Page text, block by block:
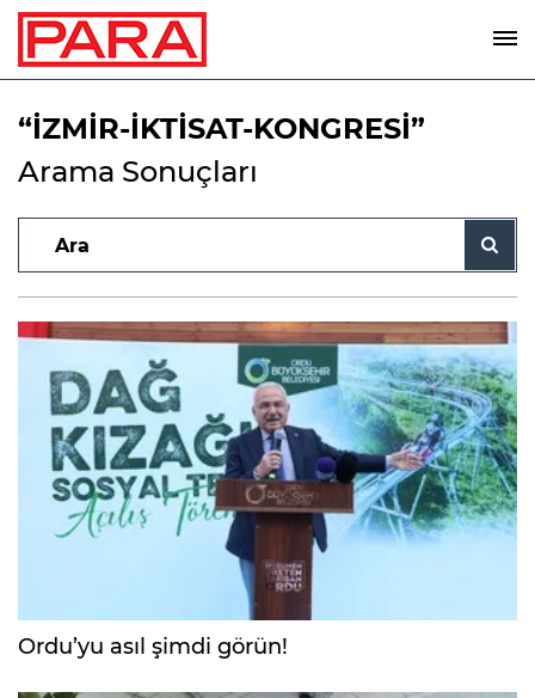
“İZMİR-İKTİSAT-KONGRESİ”
Arama Sonuçları
Ordu’yu asıl şimdi görün!